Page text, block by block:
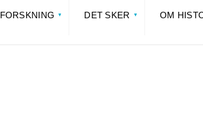
FORSKNING DET SKER OM